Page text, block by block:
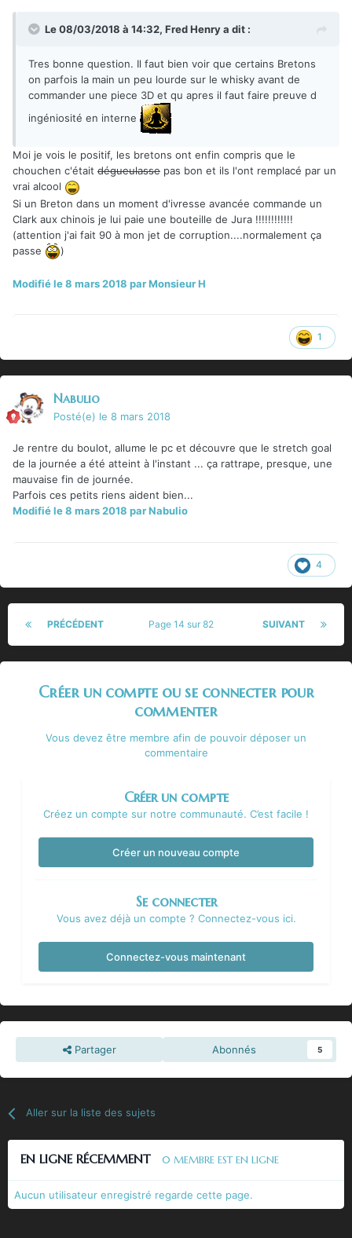
Le 08/03/2018 à 14:32, Fred Henrya dit :
Tres bonne question. Il faut bien voir que certains Bretons
on parfois la main un peu lourde sur le whisky avant de
commander une piece 3D et qu apres il faut faire preuve d
ingéniosité en interne
Moi je vois le positif, les bretons ont enfin compris que le
chouchen c'était dégueulasse pas bon et ils l'ont remplacé par un
vrai alcool
Si un Breton dans un moment d'ivresse avancée commande un
Clark aux chinois je lui paie une bouteille de Jura !!!!!!!!!!!!
(attention j'ai fait 90 à mon jet de corruption....normalement ça
passe
)
Modifiéle 8 mars 2018 par Monsieur H
1
Nabulio
Posté(e) le 8 mars 2018
Je rentre du boulot, allume le pc et découvre que le stretch goal
de la journée a été atteint à l'instant ... ça rattrape, presque, une
mauvaise fin de journée.
Parfois ces petits riens aident bien...
Modifiéle 8 mars 2018 par Nabulio
4
PRÉCÉDENT SUIVANT
Page 14 sur 82
Créer un compte ou se connecter pour
commenter
Vous devez être membre afin de pouvoir déposer un
commentaire
Créer un compte
Créez un compte sur notre communauté. C’est facile !
Créer un nouveau compte
Se connecter
Vous avez déjà un compte ? Connectez-vous ici.
Connectez-vous maintenant
Partager Abonnés 5
Aller sur la liste des sujets
EN LIGNE RÉCEMMENT 0 MEMBRE EST EN LIGNE
Aucun utilisateur enregistré regarde cette page.